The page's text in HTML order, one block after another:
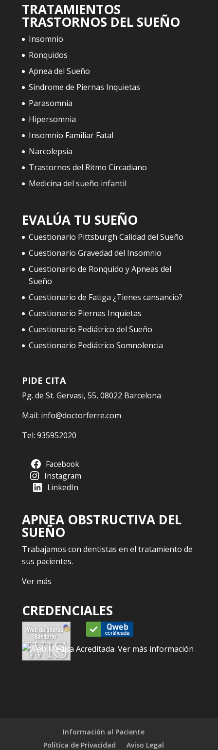
TRATAMIENTOS
TRASTORNOS DEL SUEÑO
Insomnio
Ronquidos
Apnea del Sueño
Síndrome de Piernas Inquietas
Parasomnia
Hipersomnia
Insomnio Familiar Fatal
Narcolepsia
Trastornos del Ritmo Circadiano
Medicina del sueño infantil
EVALÚA TU SUEÑO
Cuestionario Pittsburgh Calidad del Sueño
Cuestionario Gravedad del Insomnio
Cuestionario de Ronquido y Apneas del
Sueño
Cuestionario de Fatiga ¿Tienes cansancio?
Cuestionario Piernas Inquietas
Cuestionario Pediátrico del Sueño
Cuestionario Pediátrico Somnolencia
PIDE CITA
Pg. de St. Gervasi, 55, 08022 Barcelona
Mail: info@doctorferre.com
Tel: 935952020
Facebook
Instagram
LinkedIn
APNEA OBSTRUCTIVA DEL
SUEÑO
Trabajamos con dentistas en el tratamiento de
sus pacientes.
Ver más
CREDENCIALES
Información al Paciente
Política de Privacidad
Aviso Legal